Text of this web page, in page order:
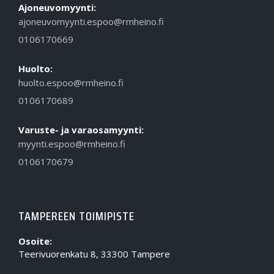
Ajoneuvomyynti:
ajoneuvomyynti.espoo@rmheino.fi
0106170669
Huolto:
huolto.espoo@rmheino.fi
0106170689
Varuste- ja varaosamyynti:
myynti.espoo@rmheino.fi
0106170679
TAMPEREEN TOIMIPISTE
Osoite:
Teerivuorenkatu 8, 33300 Tampere